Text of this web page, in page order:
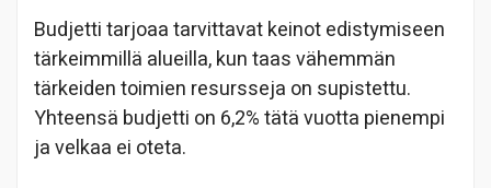
Budjetti tarjoaa tarvittavat keinot edistymiseen
tärkeimmillä alueilla, kun taas vähemmän
tärkeiden toimien resursseja on supistettu.
Yhteensä budjetti on 6,2% tätä vuotta pienempi
ja velkaa ei oteta.